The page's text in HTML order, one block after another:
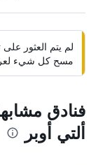
لم يتم العثور
مسح كل شيء
فنادق
ألتي أوبر